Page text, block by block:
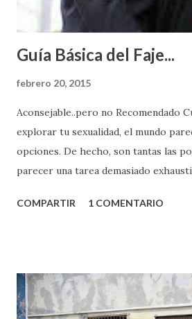
Guía Básica del Faje...
febrero 20, 2015
Aconsejable..pero no Recomendado
explorar tu sexualidad, el mundo
opciones. De hecho, son tantas las
parecer una tarea demasiado
partes de ti que jamás hubieras
conoces ni la mitad de lo que
quienes ya han tenido relaciones
COMPARTIR 1 COMENTARIO